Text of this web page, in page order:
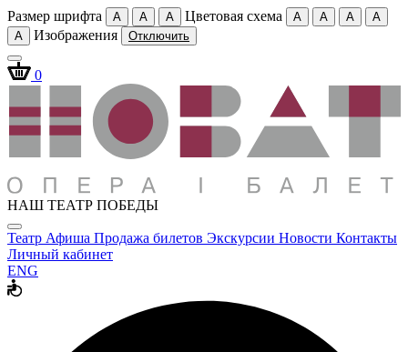
Размер шрифта A A A Цветовая схема A A A
A
A
Изображения Отключить
0
НАШ ТЕАТР ПОБЕДЫ
Театр Афиша Продажа билетов Экскурсии Новости Контакты
Личный кабинет
ENG